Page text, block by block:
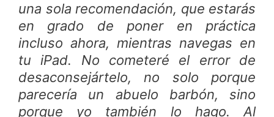
una sola recomendación, que estarás
en grado de poner en práctica
incluso ahora, mientras navegas en
tu iPad. No cometeré el error de
desaconsejártelo, no solo porque
parecería un abuelo barbón, sino
porque yo también lo hago. Al